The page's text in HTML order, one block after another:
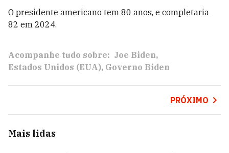
O presidente americano tem 80 anos, e completaria
82 em 2024.
Acompanhe tudo sobre: Joe Biden
Estados Unidos (EUA) Governo Biden
PRÓXIMO
Mais lidas